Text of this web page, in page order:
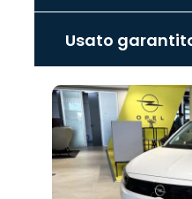
Promo
Land
Rover
Promo
Citroën
Promo
Seat
Promo
Mazda
Promo
Fiat
Promo
Hyundai
Promo
Cupra
Promo
Opel
Promo
Alfa
Romeo
Promo
Peugeot
Promo
Jeep
Promo
Jaecoo
Promo
Omoda
Promo
Abarth
Promo
Lancia
‹